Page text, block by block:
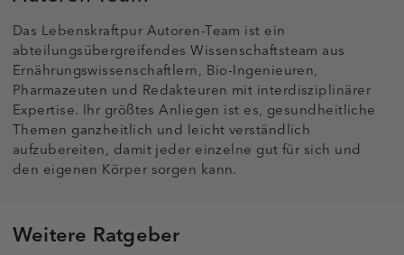
Das Lebenskraftpur Autoren-Team ist ein
abteilungsübergreifendes Wissenschaftsteam aus
Ernährungswissenschaftlern, Bio-Ingenieuren,
Pharmazeuten und Redakteuren mit interdisziplinärer
Expertise. Ihr größtes Anliegen ist es, gesundheitliche
Themen ganzheitlich und leicht verständlich
aufzubereiten, damit jeder einzelne gut für sich und
den eigenen Körper sorgen kann.
Weitere Ratgeber